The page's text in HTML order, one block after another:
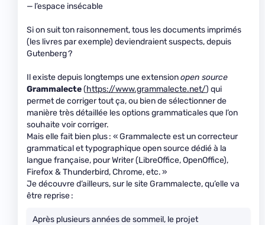
— l’espace insécable
Si on suit ton raisonnement, tous les documents imprimés
(les livres par exemple) deviendraient suspects, depuis
Gutenberg ?
Il existe depuis longtemps une extensionopen source
Grammalecte(https://www.grammalecte.net/) qui
permet de corriger tout ça, ou bien de sélectionner de
manière très détaillée les options grammaticales que l’on
souhaite voir corriger.
Mais elle fait bien plus : « Grammalecte est un correcteur
grammatical et typographique open source dédié à la
langue française, pour Writer (LibreOffice, OpenOffice),
Firefox & Thunderbird, Chrome, etc. »
Je découvre d’ailleurs, sur le site Grammalecte, qu’elle va
être reprise :
Après plusieurs années de sommeil, le projet